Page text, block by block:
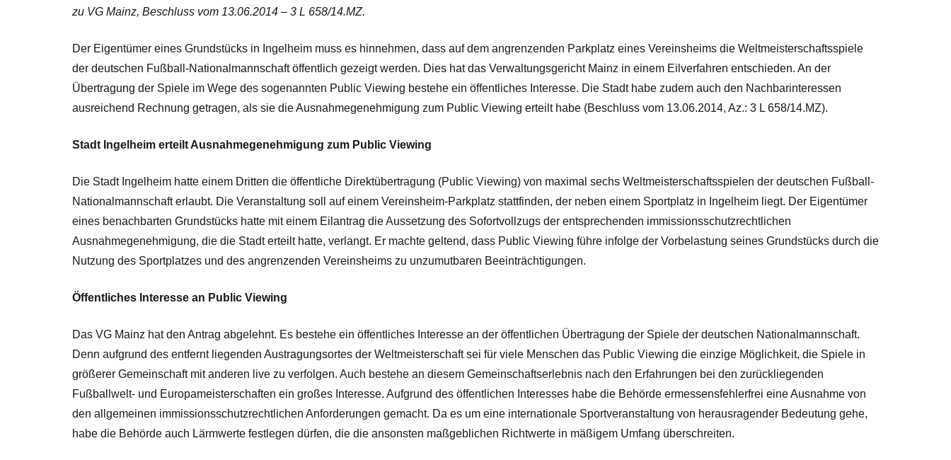
zu VG Mainz, Beschluss vom 13.06.2014 – 3 L 658/14.MZ.
Der Eigentümer eines Grundstücks in Ingelheim muss es hinnehmen, dass auf dem angrenzenden Parkplatz eines Vereinsheims die Weltmeisterschaftsspiele
der deutschen Fußball-Nationalmannschaft öffentlich gezeigt werden. Dies hat das Verwaltungsgericht Mainz in einem Eilverfahren entschieden. An der
Übertragung der Spiele im Wege des sogenannten Public Viewing bestehe ein öffentliches Interesse. Die Stadt habe zudem auch den Nachbarinteressen
ausreichend Rechnung getragen, als sie die Ausnahmegenehmigung zum Public Viewing erteilt habe (Beschluss vom 13.06.2014, Az.: 3 L 658/14.MZ).
Stadt Ingelheim erteilt Ausnahmegenehmigung zum Public Viewing
Die Stadt Ingelheim hatte einem Dritten die öffentliche Direktübertragung (Public Viewing) von maximal sechs Weltmeisterschaftsspielen der deutschen Fußball-
Nationalmannschaft erlaubt. Die Veranstaltung soll auf einem Vereinsheim-Parkplatz stattfinden, der neben einem Sportplatz in Ingelheim liegt. Der Eigentümer
eines benachbarten Grundstücks hatte mit einem Eilantrag die Aussetzung des Sofortvollzugs der entsprechenden immissionsschutzrechtlichen
Ausnahmegenehmigung, die die Stadt erteilt hatte, verlangt. Er machte geltend, dass Public Viewing führe infolge der Vorbelastung seines Grundstücks durch die
Nutzung des Sportplatzes und des angrenzenden Vereinsheims zu unzumutbaren Beeinträchtigungen.
Öffentliches Interesse an Public Viewing
Das VG Mainz hat den Antrag abgelehnt. Es bestehe ein öffentliches Interesse an der öffentlichen Übertragung der Spiele der deutschen Nationalmannschaft.
Denn aufgrund des entfernt liegenden Austragungsortes der Weltmeisterschaft sei für viele Menschen das Public Viewing die einzige Möglichkeit, die Spiele in
größerer Gemeinschaft mit anderen live zu verfolgen. Auch bestehe an diesem Gemeinschaftserlebnis nach den Erfahrungen bei den zurückliegenden
Fußballwelt- und Europameisterschaften ein großes Interesse. Aufgrund des öffentlichen Interesses habe die Behörde ermessensfehlerfrei eine Ausnahme von
den allgemeinen immissionsschutzrechtlichen Anforderungen gemacht. Da es um eine internationale Sportveranstaltung von herausragender Bedeutung gehe,
habe die Behörde auch Lärmwerte festlegen dürfen, die die ansonsten maßgeblichen Richtwerte in mäßigem Umfang überschreiten.